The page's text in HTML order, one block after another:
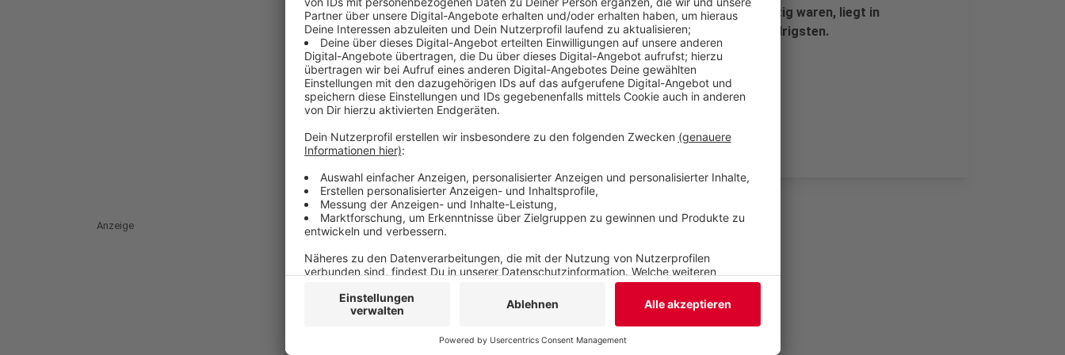
NRW. Die Quote der Männer, die vor der Elternzeit erwerbstätig waren, liegt in
Wuppertal im NRW-weiten Vergleich mit 73,8 Prozent am niedrigsten.
Veröffentlicht: Sonntag, 23.05.2021 10:58
Anzeige
Anzeige